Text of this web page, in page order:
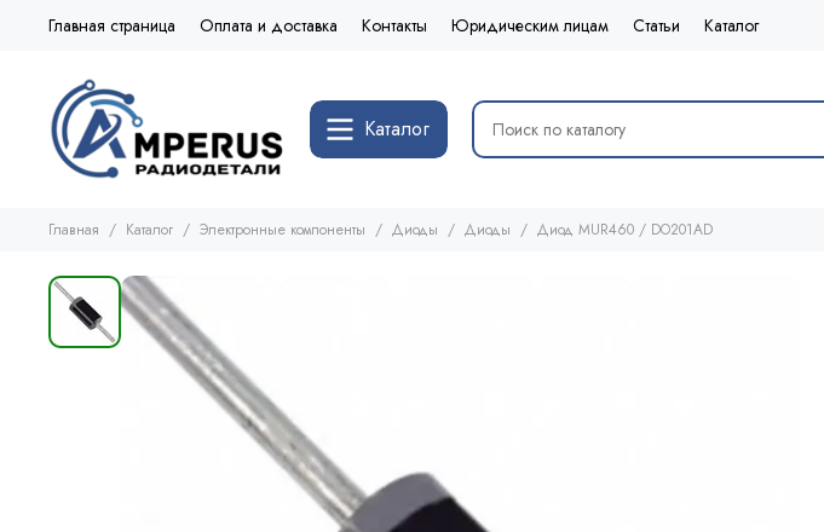
Главная страница Оплата и доставка Контакты Юридическим лицам Статьи Каталог
Каталог
Главная Каталог Электронные компоненты Диоды Диоды Диод MUR460 / DO201AD